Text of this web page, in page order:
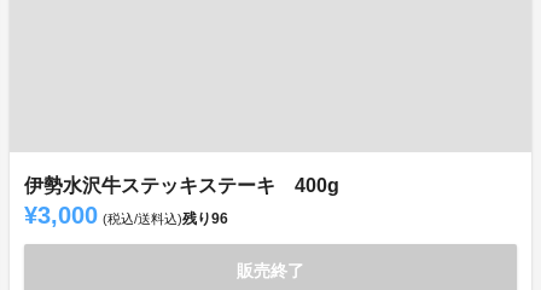
伊勢水沢牛ステッキステーキ 400g
¥3,000 (税込/送料込)残り96
販売終了